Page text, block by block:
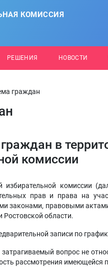
КОМИССИЯ
РЕШЕНИЯ НОВОСТИ
граждан
в
комиссии
комиссии
прав и права на
законами, правовыми
Ростовской области.
записи по
вопрос не
рассмотрения имеющейся